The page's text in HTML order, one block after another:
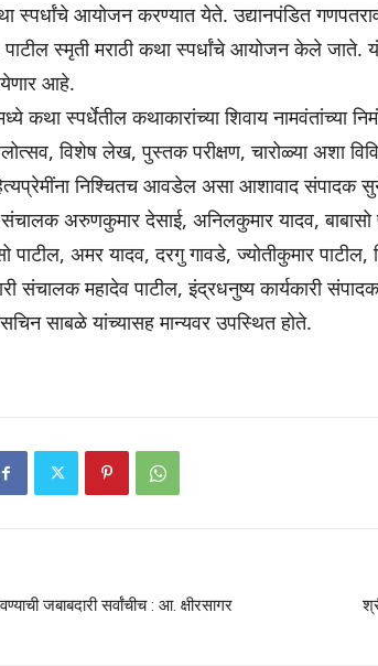
स्पर्धांचे आयोजन करण्यात येते. उद्यानपंडित
स्मृती मराठी कथा स्पर्धांचे आयोजन केले जाते.
येणार आहे.
कथा स्पर्धेतील कथाकारांच्या शिवाय नामवंतांच्या
विशेष लेख, पुस्तक परीक्षण, चारोळ्या अशा
निश्चितच आवडेल असा आशावाद संपादक
अरुणकुमार देसाई, अनिलकुमार यादव, बाबासो
पाटील, अमर यादव, दरगु गावडे, ज्योतीकुमार
संचालक महादेव पाटील, इंद्रधनुष्य कार्यकारी
साबळे यांच्यासह मान्यवर उपस्थित होते.
जबाबदारी सर्वांचीच : आ. क्षीरसागर